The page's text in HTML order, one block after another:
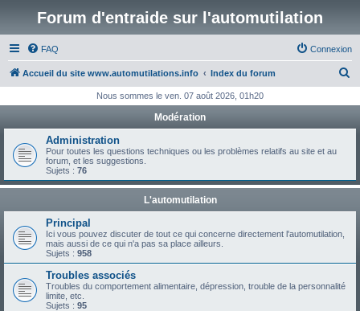
Forum d'entraide sur l'automutilation
FAQ Connexion
Accueil du site www.automutilations.info Index du forum
h
c
Nous sommes le ven. 07 août 2026, 01h20
Modération
Administration
Pour toutes les questions techniques ou les problèmes relatifs au site et au
forum, et les suggestions.
Sujets : 76
L'automutilation
Principal
Ici vous pouvez discuter de tout ce qui concerne directement l'automutilation,
mais aussi de ce qui n'a pas sa place ailleurs.
Sujets : 958
Troubles associés
Troubles du comportement alimentaire, dépression, trouble de la personnalité
limite, etc.
Sujets : 95